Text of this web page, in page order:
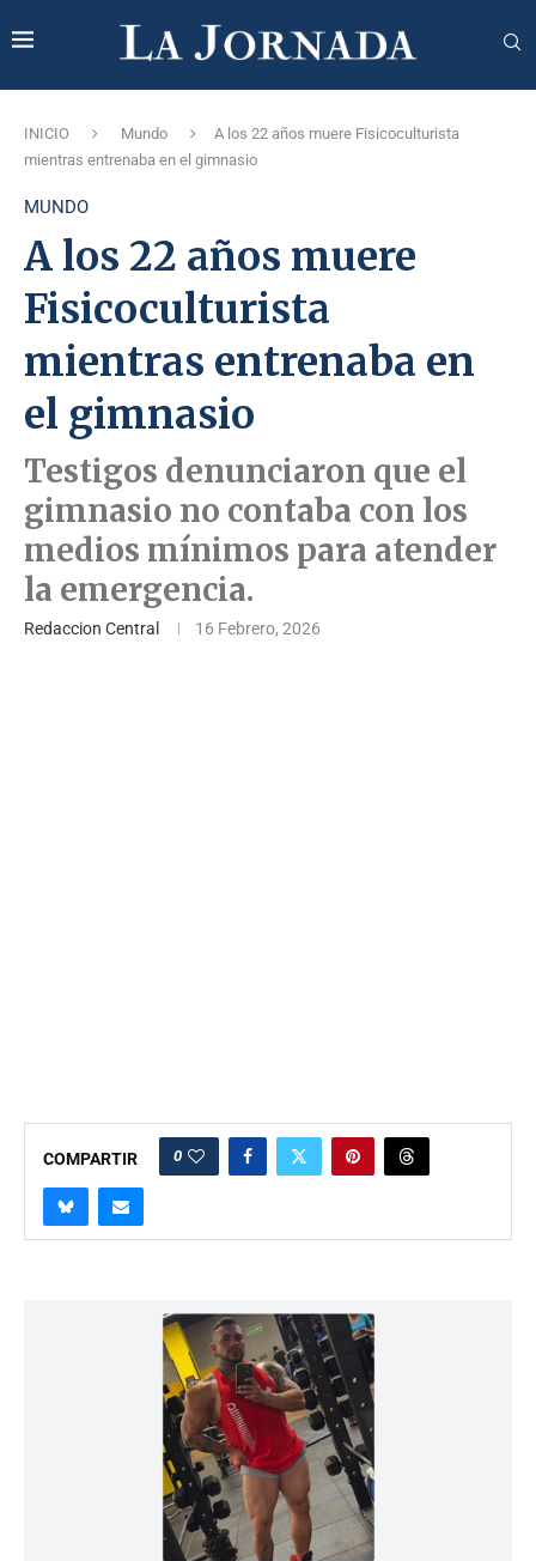
INICIO Mundo
A los 22 años muere Fisicoculturista
mientras entrenaba en el gimnasio
MUNDO
A los 22 años muere
Fisicoculturista
mientras entrenaba en
el gimnasio
Testigos denunciaron que el
gimnasio no contaba con los
medios mínimos para atender
la emergencia.
Redaccion Central 16 Febrero, 2026
COMPARTIR 0